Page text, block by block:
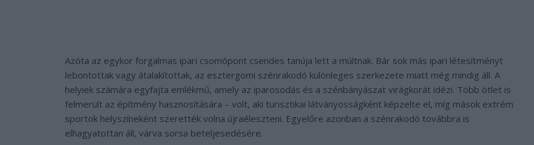
Azóta az egykor forgalmas ipari csomópont csendes tanúja lett a múltnak. Bár sok más ipari létesítményt
lebontottak vagy átalakítottak, az esztergomi szénrakodó különleges szerkezete miatt még mindig áll. A
helyiek számára egyfajta emlékmű, amely az iparosodás és a szénbányászat virágkorát idézi. Több ötlet is
felmerült az építmény hasznosítására – volt, aki turisztikai látványosságként képzelte el, míg mások extrém
sportok helyszíneként szerették volna újraéleszteni. Egyelőre azonban a szénrakodó továbbra is
elhagyatottan áll, várva sorsa beteljesedésére.